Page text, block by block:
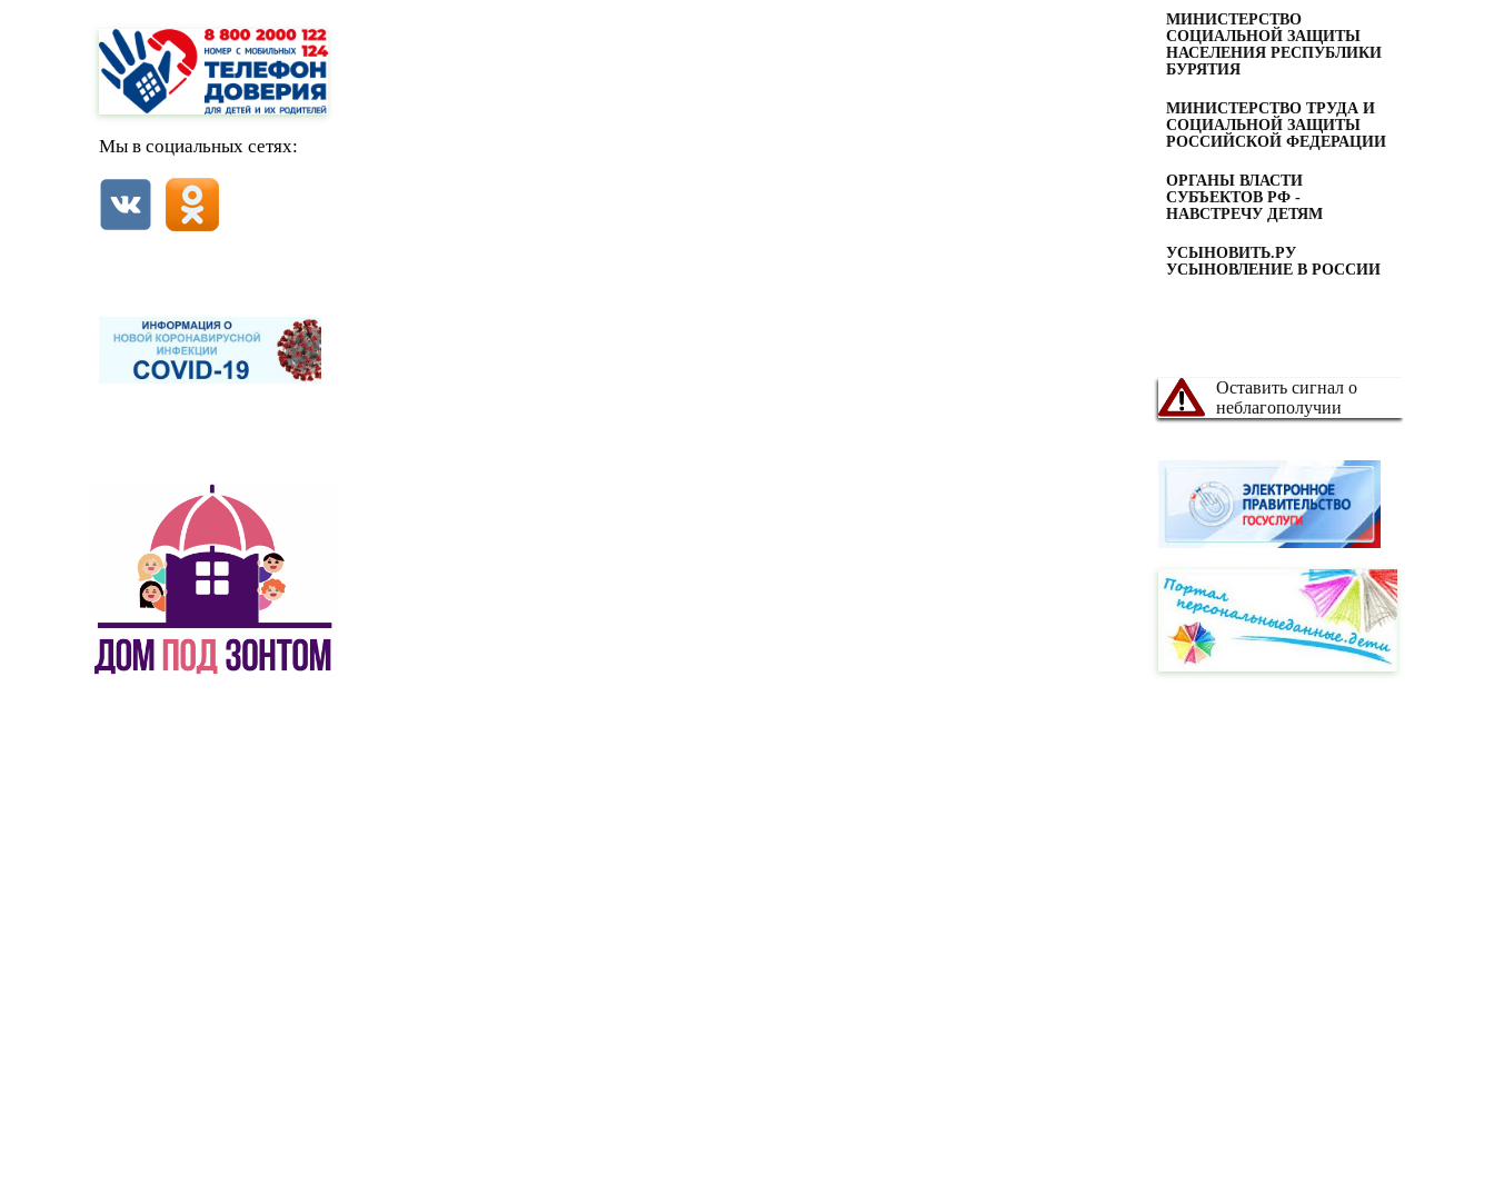
Мы в социальных сетях:
МИНИСТЕРСТВО
СОЦИАЛЬНОЙ ЗАЩИТЫ
НАСЕЛЕНИЯ РЕСПУБЛИКИ
БУРЯТИЯ
МИНИСТЕРСТВО ТРУДА И
СОЦИАЛЬНОЙ ЗАЩИТЫ
РОССИЙСКОЙ ФЕДЕРАЦИИ
ОРГАНЫ ВЛАСТИ
СУБЪЕКТОВ РФ -
НАВСТРЕЧУ ДЕТЯМ
УСЫНОВИТЬ.РУ
УСЫНОВЛЕНИЕ В РОССИИ
Оставить сигнал о
неблагополучии